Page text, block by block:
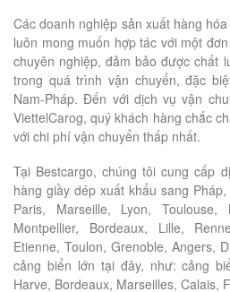
Các doanh nghiệp sản xuất hàng
luôn mong muốn hợp tác với một
chuyên nghiệp, đảm bảo được chất
trong quá trình vận chuyển, đặc
Nam-Pháp. Đến với dịch vụ vận
ViettelCarog, quý khách hàng chắc
với chi phí vận chuyển thấp nhất.
Tại Bestcargo, chúng tôi cung cấp
hàng giầy dép xuất khẩu sang
Paris, Marseille, Lyon, Toulouse,
Montpellier, Bordeaux, Lille,
Etienne, Toulon, Grenoble, Angers,
cảng biển lớn tại đây, như: cảng
Harve, Bordeaux, Marseilles, Calais,